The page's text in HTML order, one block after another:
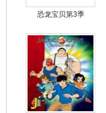
恐龙宝贝第3季